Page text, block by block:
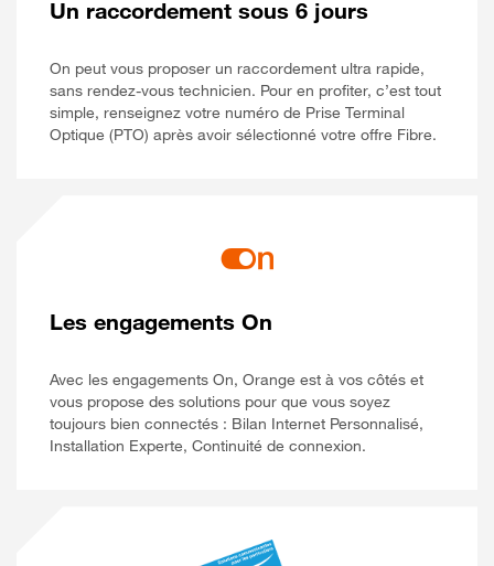
Un raccordement sous 6 jours
On peut vous proposer un raccordement ultra rapide,
sans rendez-vous technicien. Pour en profiter, c’est tout
simple, renseignez votre numéro de Prise Terminal
Optique (PTO) après avoir sélectionné votre offre Fibre.
Les engagements On
Avec les engagements On, Orange est à vos côtés et
vous propose des solutions pour que vous soyez
toujours bien connectés : Bilan Internet Personnalisé,
Installation Experte, Continuité de connexion.